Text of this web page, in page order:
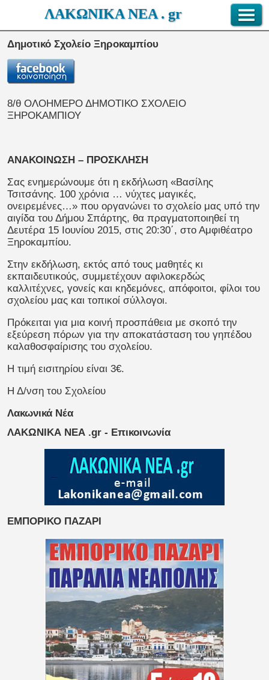
ΛΑΚΩΝΙΚΑ ΝΕΑ . gr
Δημοτικό Σχολείο Ξηροκαμπίου
8/θ ΟΛΟΗΜΕΡΟ ΔΗΜΟΤΙΚΟ ΣΧΟΛΕΙΟ
ΞΗΡΟΚΑΜΠΙΟΥ
ΑΝΑΚΟΙΝΩΣΗ – ΠΡΟΣΚΛΗΣΗ
Σας ενημερώνουμε ότι η εκδήλωση «Βασίλης
Τσιτσάνης. 100 χρόνια … νύχτες μαγικές,
ονειρεμένες…» που οργανώνει το σχολείο μας υπό την
αιγίδα του Δήμου Σπάρτης, θα πραγματοποιηθεί τη
Δευτέρα 15 Ιουνίου 2015, στις 20:30΄, στο Αμφιθέατρο
Ξηροκαμπίου.
Στην εκδήλωση, εκτός από τους μαθητές κι
εκπαιδευτικούς, συμμετέχουν αφιλοκερδώς
καλλιτέχνες, γονείς και κηδεμόνες, απόφοιτοι, φίλοι του
σχολείου μας και τοπικοί σύλλογοι.
Πρόκειται για μια κοινή προσπάθεια με σκοπό την
εξεύρεση πόρων για την αποκατάσταση του γηπέδου
καλαθοσφαίρισης του σχολείου.
Η τιμή εισιτηρίου είναι 3€.
Η Δ/νση του Σχολείου
Λακωνικά Νέα
ΛΑΚΩΝΙΚΑ ΝΕΑ .gr - Επικοινωνία
ΕΜΠΟΡΙΚΟ ΠΑΖΑΡΙ